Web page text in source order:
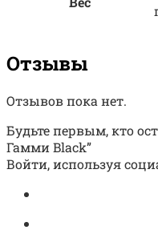
Отзывы
Отзывов пока нет.
Будьте первым, кто
Гамми Black”
Войти, используя